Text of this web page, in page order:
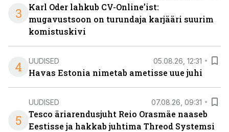
3
Karl Oder lahkub CV-Online’ist:
mugavustsoon on turundaja karjääri suurim
komistuskivi
4 UUDISED 05.08.26, 12:31
Havas Estonia nimetab ametisse uue juhi
5
UUDISED 07.08.26, 09:31
Tesco äriarendusjuht Reio Orasmäe naaseb
Eestisse ja hakkab juhtima Threod Systemsi